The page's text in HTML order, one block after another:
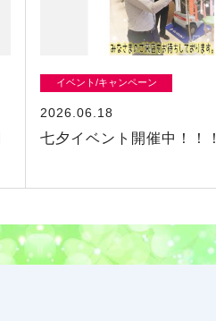
イベント/キャンペーン
2026.06.18
七夕イベント開催中！！！